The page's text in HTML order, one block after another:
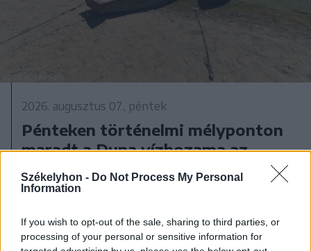
Székelyhon - Do Not Process My Personal
Information
If you wish to opt-out of the sale, sharing to third parties, or
processing of your personal or sensitive information for
2026. augusztus 07., péntek
Pénteken történelmi mélyponton
maradt a Duna vízhozama az
országhatárnál